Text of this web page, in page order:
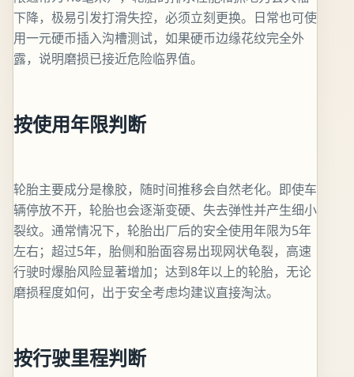
下降，极易引发打滑失控，必须立刻更换。日常也可使
用一元硬币插入沟槽测试，如果硬币边缘花纹完全外
露，说明磨损已接近危险临界值。
按使用年限判断
轮胎主要成分是橡胶，随时间推移会自然老化。即使车
辆停放不开，轮胎也会逐渐变硬、失去弹性并产生细小
裂纹。通常情况下，轮胎出厂后的安全使用年限为5年
左右；超过5年，胎侧和胎面容易出现网状龟裂，高速
行驶时爆胎风险显著增加；达到8年以上的轮胎，无论
磨损程度如何，出于安全考虑均建议直接淘汰。
按行驶里程判断